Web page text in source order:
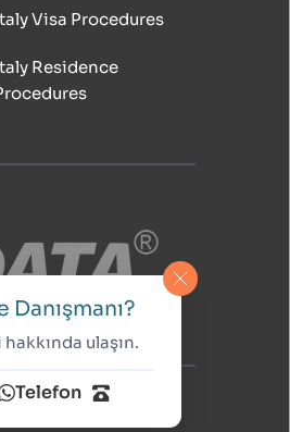
Visa Procedures
Residence
Danışmanı?
ulaşın.
Telefon